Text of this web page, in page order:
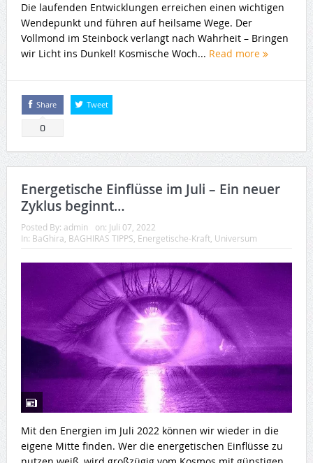
Die laufenden Entwicklungen erreichen einen wichtigen
Wendepunkt und führen auf heilsame Wege. Der
Vollmond im Steinbock verlangt nach Wahrheit – Bringen
wir Licht ins Dunkel! Kosmische Woch... Read more
Share
0
Tweet
Energetische Einflüsse im Juli – Ein neuer
Zyklus beginnt…
Posted By: admin on: Juli 07, 2022
In: BaGhira BAGHIRAS TIPPS Energetische-Kraft, Universum
Mit den Energien im Juli 2022 können wir wieder in die
eigene Mitte finden. Wer die energetischen Einflüsse zu